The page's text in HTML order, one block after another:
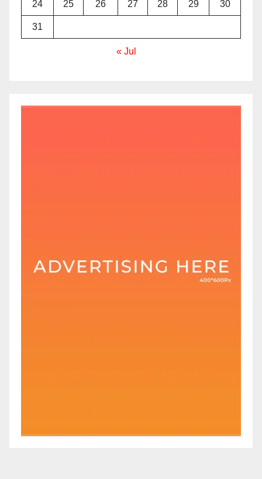
24 25 26 27 28 29 30
31
« Jul